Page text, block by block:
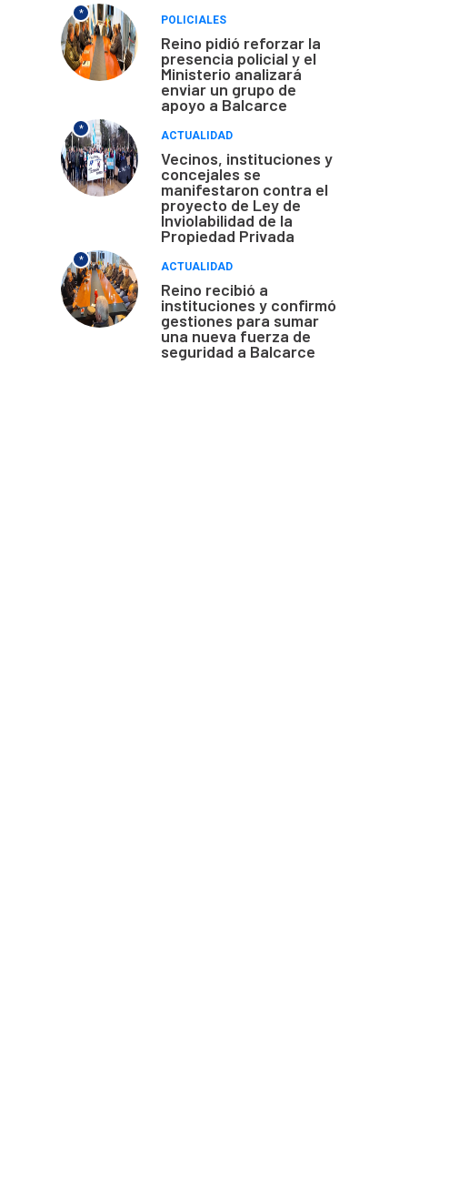
*
POLICIALES
Reino pidió reforzar la
presencia policial y el
Ministerio analizará
enviar un grupo de
apoyo a Balcarce
*
ACTUALIDAD
Vecinos, instituciones y
concejales se
manifestaron contra el
proyecto de Ley de
Inviolabilidad de la
Propiedad Privada
*
ACTUALIDAD
Reino recibió a
instituciones y confirmó
gestiones para sumar
una nueva fuerza de
seguridad a Balcarce